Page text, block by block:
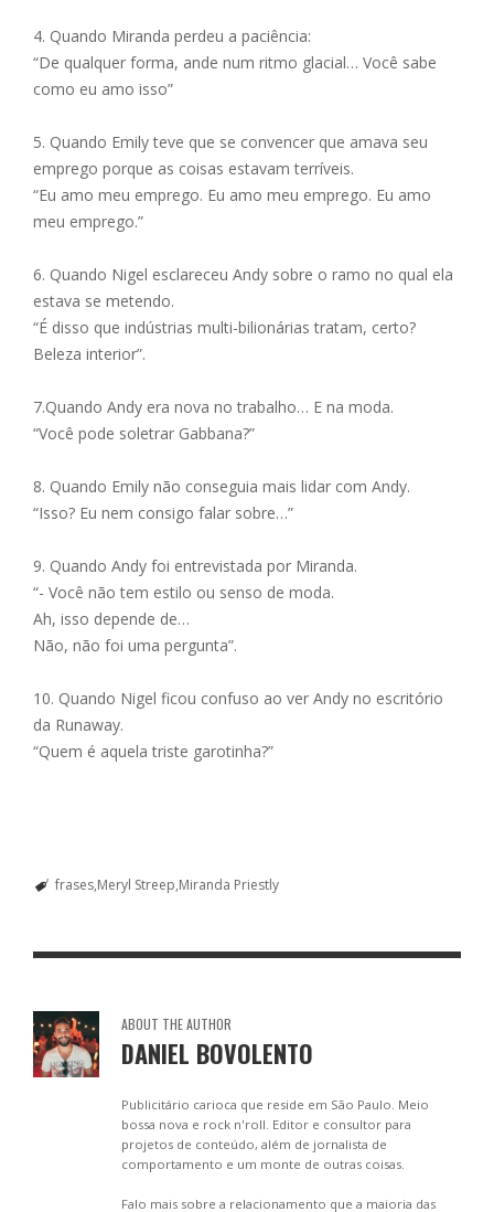
4. Quando Miranda perdeu a paciência:
“De qualquer forma, ande num ritmo glacial… Você sabe
como eu amo isso”
5. Quando Emily teve que se convencer que amava seu
emprego porque as coisas estavam terríveis.
“Eu amo meu emprego. Eu amo meu emprego. Eu amo
meu emprego.”
6. Quando Nigel esclareceu Andy sobre o ramo no qual ela
estava se metendo.
“É disso que indústrias multi-bilionárias tratam, certo?
Beleza interior”.
7.Quando Andy era nova no trabalho… E na moda.
“Você pode soletrar Gabbana?”
8. Quando Emily não conseguia mais lidar com Andy.
“Isso? Eu nem consigo falar sobre…”
9. Quando Andy foi entrevistada por Miranda.
“- Você não tem estilo ou senso de moda.
Ah, isso depende de…
Não, não foi uma pergunta”.
10. Quando Nigel ficou confuso ao ver Andy no escritório
da Runaway.
“Quem é aquela triste garotinha?”
frases Meryl Streep Miranda Priestly
ABOUT THE AUTHOR
DANIEL BOVOLENTO
Publicitário carioca que reside em São Paulo. Meio
bossa nova e rock n'roll. Editor e consultor para
projetos de conteúdo, além de jornalista de
comportamento e um monte de outras coisas.
Falo mais sobre a relacionamento que a maioria das